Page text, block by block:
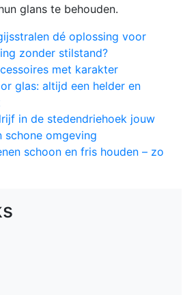
glans te behouden.
dé oplossing voor
zonder stilstand?
met karakter
glas: altijd een helder en
in de stedendriehoek jouw
schone omgeving
schoon en fris houden – zo